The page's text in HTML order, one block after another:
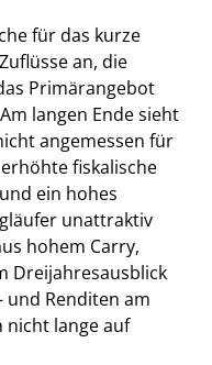
für das kurze
an, die
Primärangebot
langen Ende sieht
angemessen für
fiskalische
ein hohes
unattraktiv
hohem Carry,
Dreijahresausblick
und Renditen am
nicht lange auf